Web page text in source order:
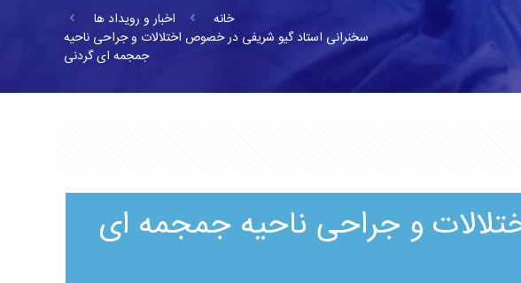
خانه
اخبار و رویداد ها
سخنرانی استاد گیو شریفی در خصوص اختلالات و جراحی ناحیه
جمجمه ای گردنی
و جراحی ناحیه جمجمه ای